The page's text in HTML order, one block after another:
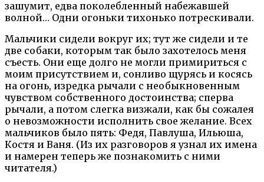
зашумит, едва поколебленный набежавшей
волной… Одни огоньки тихонько потрескивали.
Мальчики сидели вокруг их; тут же сидели и те
две собаки, которым так было захотелось меня
съесть. Они еще долго не могли примириться с
моим присутствием и, сонливо щурясь и косясь
на огонь, изредка рычали с необыкновенным
чувством собственного достоинства; сперва
рычали, а потом слегка визжали, как бы сожалея
о невозможности исполнить свое желание. Всех
мальчиков было пять: Федя, Павлуша, Ильюша,
Костя и Ваня. (Из их разговоров я узнал их имена
и намерен теперь же познакомить с ними
читателя.)